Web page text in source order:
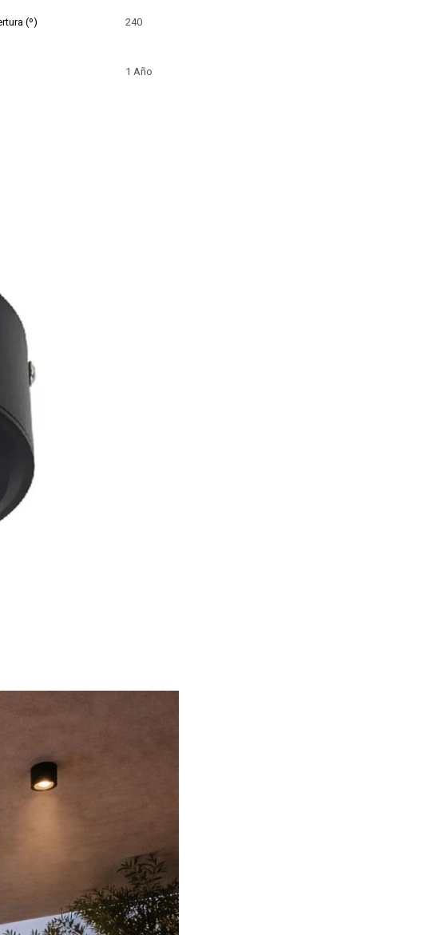
(º) 240
1 Año